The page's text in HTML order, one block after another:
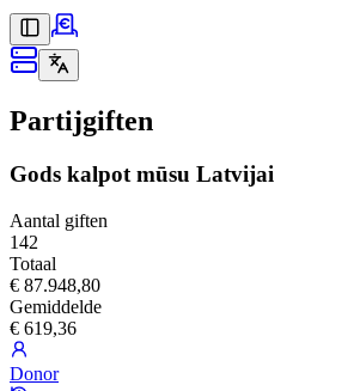
Partijgiften
Gods kalpot mūsu Latvijai
Aantal giften
142
Totaal
€ 87.948,80
Gemiddelde
€ 619,36
Donor